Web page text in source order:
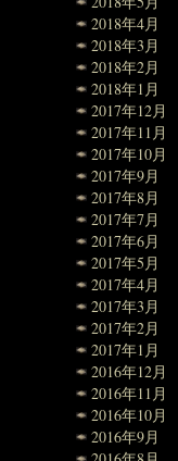
2018年4月
2018年3月
2018年2月
2018年1月
2017年12月
2017年11月
2017年10月
2017年9月
2017年8月
2017年7月
2017年6月
2017年5月
2017年4月
2017年3月
2017年2月
2017年1月
2016年12月
2016年11月
2016年10月
2016年9月